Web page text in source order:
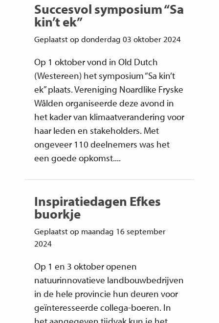
Succesvol symposium “Sa
kin’t ek”
Geplaatst op donderdag 03 oktober 2024
Op 1 oktober vond in Old Dutch
(Westereen) het symposium “Sa kin’t
ek” plaats. Vereniging Noardlike Fryske
Wâlden organiseerde deze avond in
het kader van klimaatverandering voor
haar leden en stakeholders. Met
ongeveer 110 deelnemers was het
een goede opkomst....
Inspiratiedagen Efkes
buorkje
Geplaatst op maandag 16 september
2024
Op 1 en 3 oktober openen
natuurinnovatieve landbouwbedrijven
in de hele provincie hun deuren voor
geïnteresseerde collega-boeren. In